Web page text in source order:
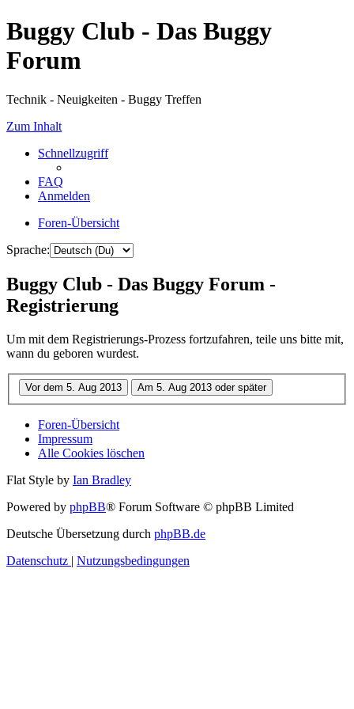
Buggy Club - Das Buggy
Forum
Technik - Neuigkeiten - Buggy Treffen
Zum Inhalt
Schnellzugriff
FAQ
Anmelden
Foren-Übersicht
Sprache:
Buggy Club - Das Buggy Forum -
Registrierung
Um mit dem Registrierungs-Prozess fortzufahren, teile uns bitte mit,
wann du geboren wurdest.
Foren-Übersicht
Impressum
Alle Cookies löschen
Flat Style by Ian Bradley
Powered by phpBB® Forum Software © phpBB Limited
Deutsche Übersetzung durch phpBB.de
Datenschutz | Nutzungsbedingungen